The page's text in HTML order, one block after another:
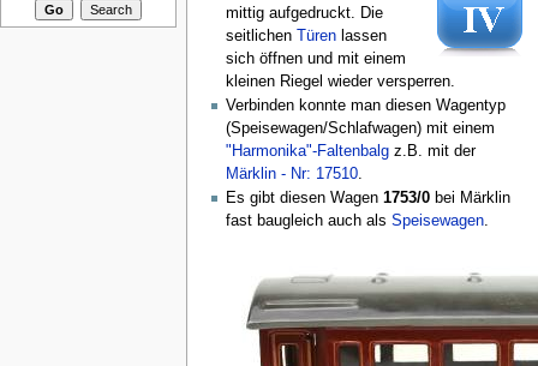
mittig aufgedruckt. Die
seitlichen Türenlassen
sich öffnen und mit einem
kleinen Riegel wieder versperren.
Verbinden konnte man diesen Wagentyp
(Speisewagen/Schlafwagen) mit einem
"Harmonika"-Faltenbalgz.B. mit der
Märklin - Nr: 17510.
Es gibt diesen Wagen 1753/0bei Märklin
fast baugleich auch als Speisewagen.